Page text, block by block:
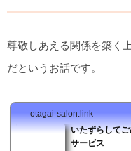
尊敬しあえる関係を築く
だというお話です。
otagai-salon.link
いたずらして
サービス